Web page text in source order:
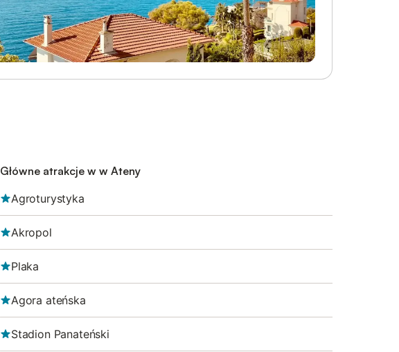
Główne atrakcje w w Ateny
Agroturystyka
Akropol
Plaka
Agora ateńska
Stadion Panateński